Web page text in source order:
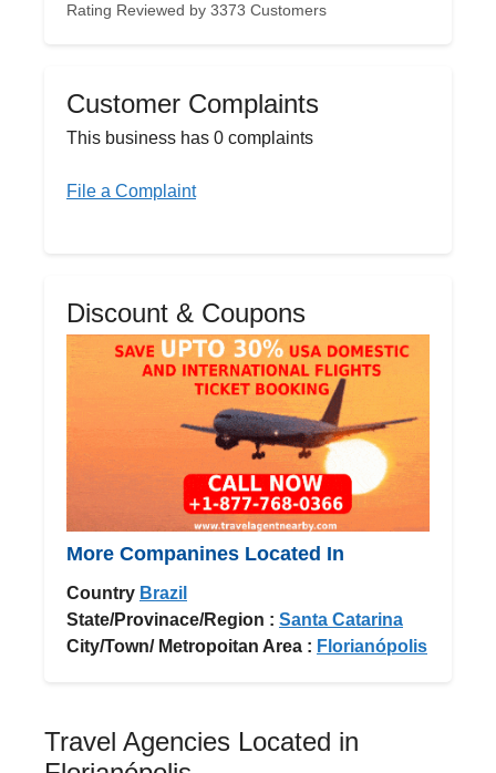
Rating Reviewed by 3373 Customers
Customer Complaints
This business has 0 complaints
File a Complaint
Discount & Coupons
More Companines Located In
Country Brazil
State/Provinace/Region : Santa Catarina
City/Town/ Metropoitan Area : Florianópolis
Travel Agencies Located in